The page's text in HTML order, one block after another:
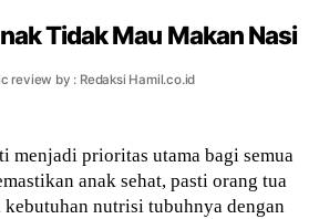
Tidak Mau Makan Nasi
review by : Redaksi Hamil.co.id
menjadi prioritas utama bagi semua
anak sehat, pasti orang tua
kebutuhan nutrisi tubuhnya dengan